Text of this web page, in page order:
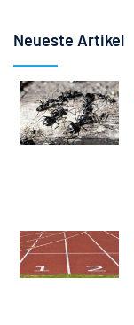
Neueste Artikel